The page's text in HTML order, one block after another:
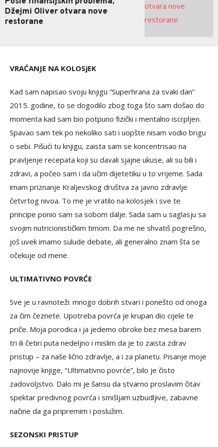
Džejmi Oliver otvara nove
restorane
VRAĆANJE NA KOLOSjEK
Kad sam napisao svoju knjigu “Superhrana za svaki dan”
2015. godine, to se dogodilo zbog toga što sam došao do
momenta kad sam bio potpuno fizički i mentalno iscrpljen.
Spavao sam tek po nekoliko sati i uopšte nisam vodio brigu
o sebi. Pišući tu knjigu, zaista sam se koncentrisao na
pravljenje recepata koji su davali sjajne ukuse, ali su bili i
zdravi, a počeo sam i da učim dijetetiku u to vrijeme. Sada
imam priznanje Kraljevskog društva za javno zdravlje
četvrtog nivoa. To me je vratilo na kolosjek i sve te
principe ponio sam sa sobom dalje. Sada sam u saglasju sa
svojim nutricionističkim timom. Da me ne shvatiš pogrešno,
još uvek imamo sulude debate, ali generalno znam šta se
očekuje od mene.
ULTIMATIVNO POVRĆE
Sve je u ravnoteži: mnogo dobrih stvari i ponešto od onoga
za čim čeznete. Upotreba povrća je krupan dio cijele te
priče. Moja porodica i ja jedemo obroke bez mesa barem
tri ili četiri puta nedeljno i mislim da je to zaista zdrav
pristup – za naše lično zdravlje, a i za planetu. Pisanje moje
najnovije knjige, “Ultimativno povrće”, bilo je čisto
zadovoljstvo. Dalo mi je šansu da stvarno proslavim čitav
spektar predivnog povrća i smišljam uzbudljive, zabavne
načine da ga pripremim i poslužim.
SEZONSKI PRISTUP